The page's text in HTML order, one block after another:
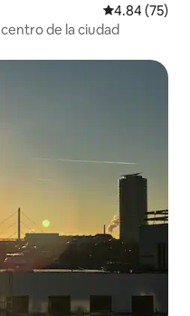
Calificación
4.84 (75)
de la ciudad